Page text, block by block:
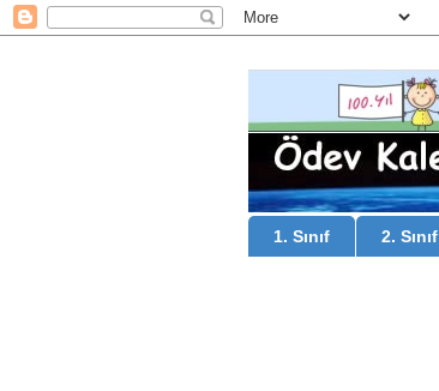
1. Sınıf 2. Sınıf